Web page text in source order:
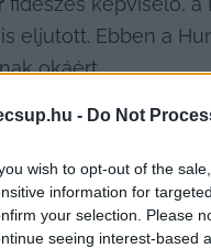
- Do Not
wish to opt-out of the
information for
your selection. Please
seeing interest-based
eljutott. Ebben a
okáért